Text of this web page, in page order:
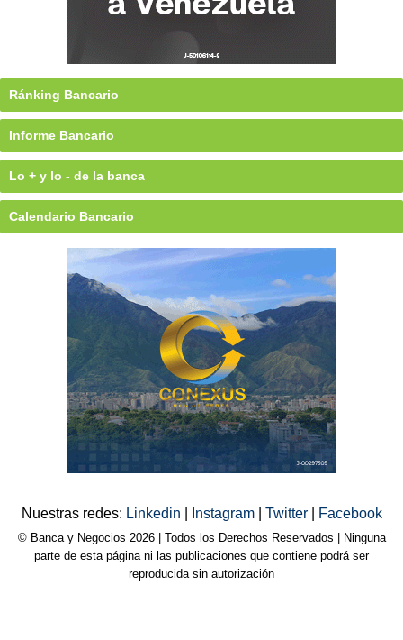
Ránking Bancario
Informe Bancario
Lo + y lo - de la banca
Calendario Bancario
Nuestras redes: Linkedin Instagram Twitter Facebook
© Banca y Negocios 2026 | Todos los Derechos Reservados | Ninguna
parte de esta página ni las publicaciones que contiene podrá ser
reproducida sin autorización